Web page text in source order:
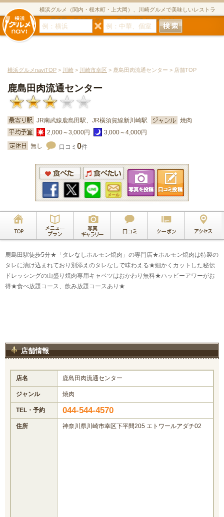
横浜グルメ（関内・桜木町・上大岡）、川崎グルメで美味しいレストラ
ン・居酒屋・ダイニングバー・スイーツのグルメサイト
横浜グルメnaviTOP > 川崎 > 川崎市幸区 > 鹿島田肉流通センター > 店舗TOP
鹿島田肉流通センター
JR南武線鹿島田駅、JR横須賀線新川崎駅
焼肉
2,000～3,000円
3,000～4,000円
無し
口コミ 0件
鹿島田駅徒歩5分★「タレなしホルモン焼肉」の専門店★ホルモン焼肉は特製の
タレに漬け込まれており別添えのタレなしで味わえる★細かくカットした秘伝
ドレッシングの山盛り焼肉専用キャベツはおかわり無料★ハッピーアワーがお
得★食べ放題コース、飲み放題コースあり★
店舗情報
店名 鹿島田肉流通センター
ジャンル 焼肉
TEL・予約 044-544-4570
住所 神奈川県川崎市幸区下平間205 エトワールアダチ02